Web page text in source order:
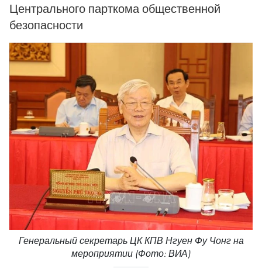
Центрального парткома общественной
безопасности
Генеральный секретарь ЦК КПВ Нгуен Фу Чонг на
мероприятии (Фото: ВИА)